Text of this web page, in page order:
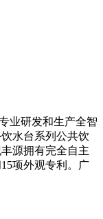
业研发和生产全智
水台系列公共饮
源拥有完全自主
项外观专利。广